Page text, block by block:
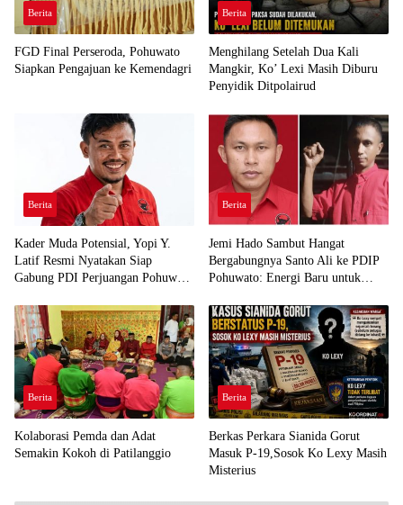
Berita
FGD Final Perseroda, Pohuwato
Siapkan Pengajuan ke Kemendagri
Berita
Menghilang Setelah Dua Kali
Mangkir, Ko’ Lexi Masih Diburu
Penyidik Ditpolairud
Berita
Kader Muda Potensial, Yopi Y.
Latif Resmi Nyatakan Siap
Gabung PDI Perjuangan Pohuwato
Berita
Jemi Hado Sambut Hangat
Bergabungnya Santo Ali ke PDIP
Pohuwato: Energi Baru untuk
Berita
Kolaborasi Pemda dan Adat
Semakin Kokoh di Patilanggio
Berita
Berkas Perkara Sianida Gorut
Masuk P-19,Sosok Ko Lexy Masih
Misterius